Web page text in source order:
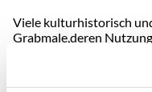
Viele kulturhistorisch
Grabmale,deren
Grabstätten restauriert